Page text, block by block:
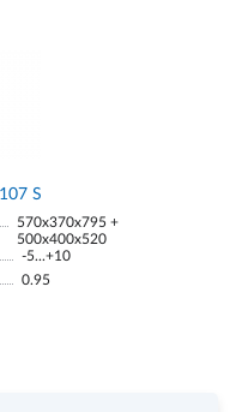
S
570x370x795 +
500x400x520
-5...+10
0.95